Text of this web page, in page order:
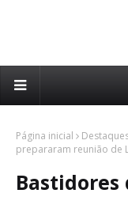
Página inicial
prepararam reunião de
Bastidores